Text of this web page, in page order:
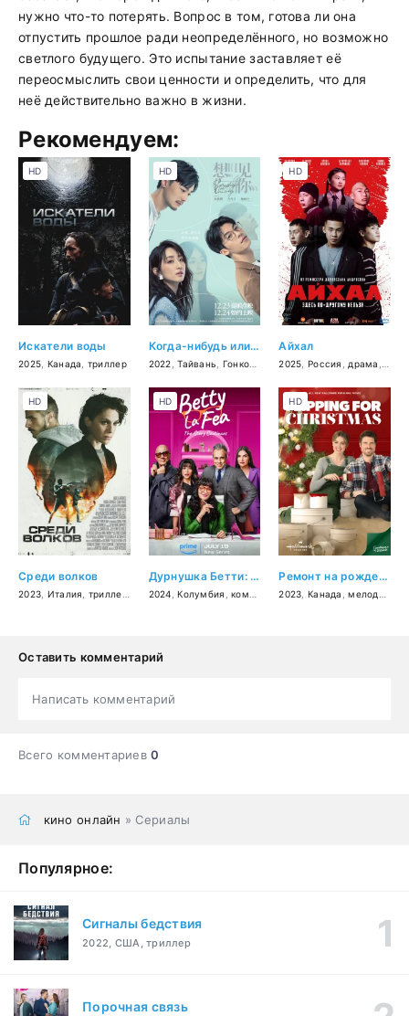
нужно что-то потерять. Вопрос в том, готова ли она
отпустить прошлое ради неопределённого, но возможно
светлого будущего. Это испытание заставляет её
переосмыслить свои ценности и определить, что для
неё действительно важно в жизни.
Рекомендуем:
Искатели воды
2025 Канада триллер
HD
Когда-нибудь или однажды. Фильм
2022 ,Тайвань Гонконг Китай,мелодрама,фэнтези
HD
Айхал
2025 Россия драма
HD
Среди волков
2023 Италия триллер драма,криминал
HD
Дурнушка Бетти: История продолжается
2024 ,Колумбия ,комедия
HD
Ремонт на рождество
2023 Канада ,мелодрама
HD
Оставить комментарий
Написать комментарий
Всего комментариев0
кино онлайн » Сериалы
Популярное:
Сигналы бедствия
2022, США, триллер
Порочная связь